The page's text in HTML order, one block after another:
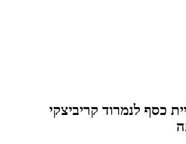
כסף לנמרוד קריביצקי